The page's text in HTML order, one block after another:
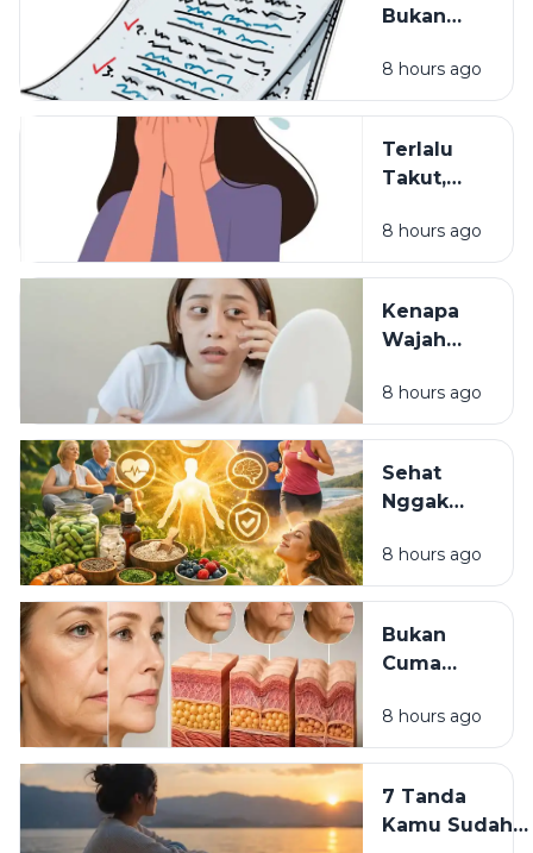
Bukan
Hal yang
Sering
dalam
Pendidikan
8 hours ago
Terlalu
Takut,
Waspada:
Mungkinkah
Luka Masa
Lalu?
8 hours ago
Kenapa
Wajah
Lelah
Meski
Pakai
Skincare
8 hours ago
Sehat
Nggak
Mahal:
Kebiasaan
yang Bisa
Dimulai
8 hours ago
Bukan
Cuma
7
Kebiasaan
Diam-
Diam Bikin
8 hours ago
7 Tanda
Kamu Sudah